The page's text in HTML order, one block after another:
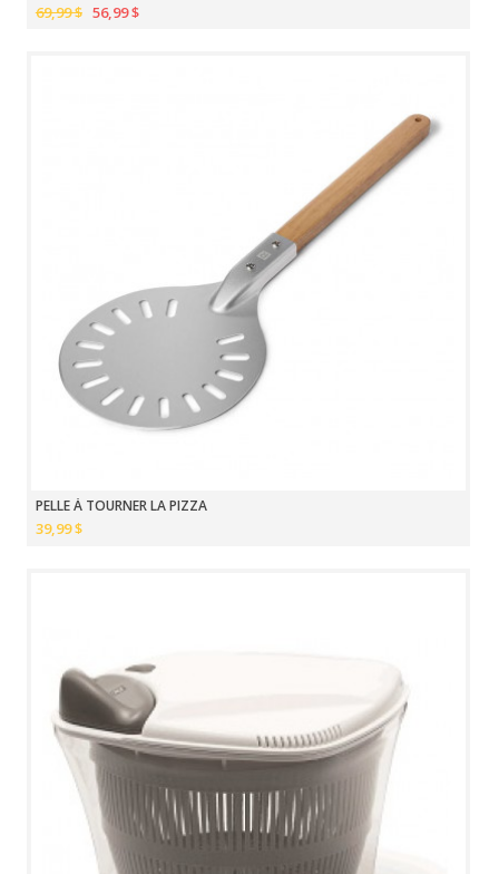
69,99 $ 56,99 $
PELLE À TOURNER LA PIZZA
39,99 $